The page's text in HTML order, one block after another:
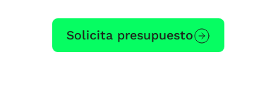
Solicita presupuesto